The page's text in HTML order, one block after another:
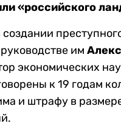
«российского
им
экономических
к 19 годам
и штрафу в